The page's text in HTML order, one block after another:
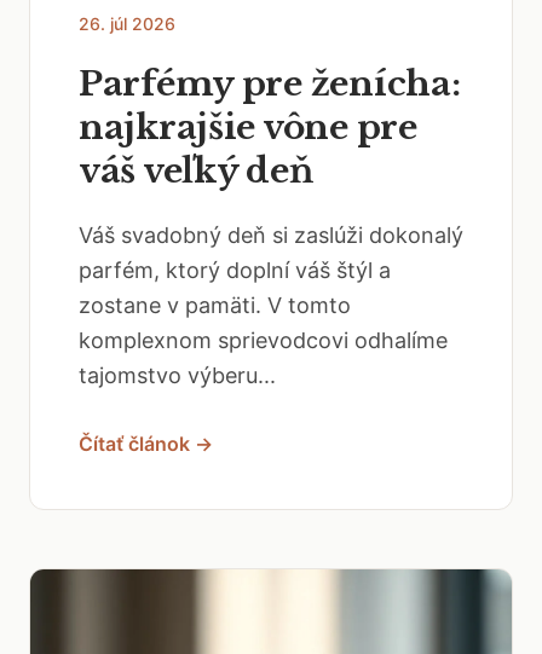
26. júl 2026
Parfémy pre ženícha:
najkrajšie vône pre
váš veľký deň
Váš svadobný deň si zaslúži dokonalý
parfém, ktorý doplní váš štýl a
zostane v pamäti. V tomto
komplexnom sprievodcovi odhalíme
tajomstvo výberu...
Čítať článok →